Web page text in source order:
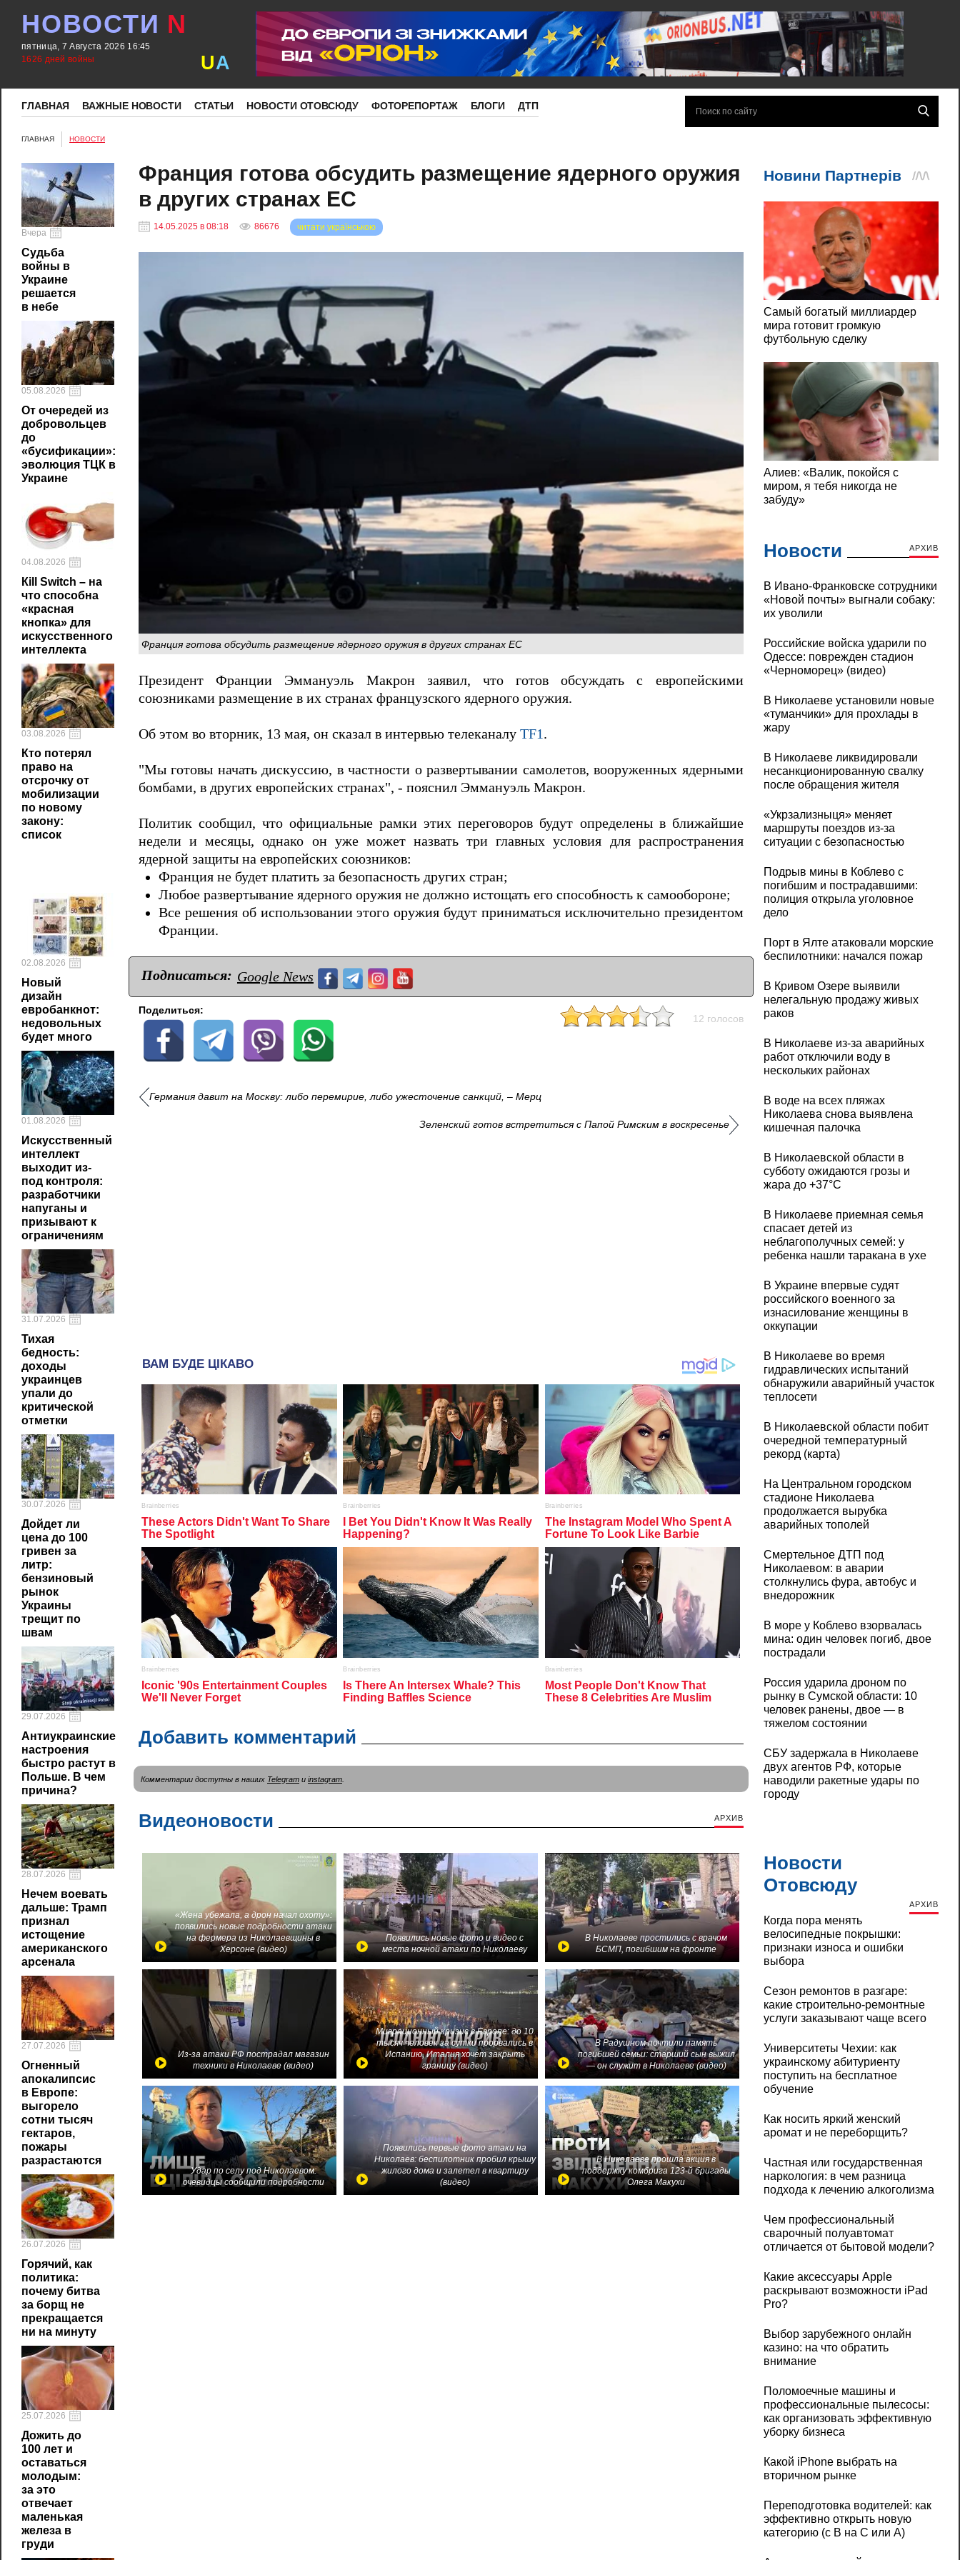
НОВОСТИ N
пятница, 7 Августа 2026 16:45
1626 дней войны
UA
ГЛАВНАЯ ВАЖНЫЕ НОВОСТИ СТАТЬИ НОВОСТИ ОТОВСЮДУ ФОТОРЕПОРТАЖ БЛОГИ ДТП
ГЛАВНАЯ НОВОСТИ
Вчера
Судьба
войны в
Украине
решается
в небе
05.08.2026
От очередей из
добровольцев
до
«бусификации»:
эволюция ТЦК в
Украине
04.08.2026
Кill Switch – на
что способна
«красная
кнопка» для
искусственного
интеллекта
03.08.2026
Кто потерял
право на
отсрочку от
мобилизации
по новому
закону:
список
02.08.2026
Новый
дизайн
евробанкнот:
недовольных
будет много
01.08.2026
Искусственный
интеллект
выходит из-
под контроля:
разработчики
напуганы и
призывают к
ограничениям
31.07.2026
Тихая
бедность:
доходы
украинцев
упали до
критической
отметки
30.07.2026
Дойдет ли
цена до 100
гривен за
литр:
бензиновый
рынок
Украины
трещит по
швам
29.07.2026
Антиукраинские
настроения
быстро растут в
Польше. В чем
причина?
28.07.2026
Нечем воевать
дальше: Трамп
признал
истощение
американского
арсенала
27.07.2026
Огненный
апокалипсис
в Европе:
выгорело
сотни тысяч
гектаров,
пожары
разрастаются
26.07.2026
Горячий, как
политика:
почему битва
за борщ не
прекращается
ни на минуту
25.07.2026
Дожить до
100 лет и
оставаться
молодым:
за это
отвечает
маленькая
железа в
груди
Франция готова обсудить размещение ядерного оружия
в других странах ЕС
14.05.2025 в 08:18 86676 читати українською
Франция готова обсудить размещение ядерного оружия в других странах ЕС
Президент Франции Эммануэль Макрон заявил, что готов обсуждать с европейскими
союзниками размещение в их странах французского ядерного оружия.
Об этом во вторник, 13 мая, он сказал в интервью телеканалу TF1.
"Мы готовы начать дискуссию, в частности о развертывании самолетов, вооруженных ядерными
бомбами, в других европейских странах", - пояснил Эммануэль Макрон.
Политик сообщил, что официальные рамки этих переговоров будут определены в ближайшие
недели и месяцы, однако он уже может назвать три главных условия для распространения
ядерной защиты на европейских союзников:
Франция не будет платить за безопасность других стран;
Любое развертывание ядерного оружия не должно истощать его способность к самообороне;
Все решения об использовании этого оружия будут приниматься исключительно президентом
Франции.
Подписаться: Google News
Поделиться:
12 голосов
Германия давит на Москву: либо перемирие, либо ужесточение санкций, – Мерц
Зеленский готов встретиться с Папой Римским в воскресенье
Добавить комментарий
Комментарии доступны в наших Telegram и instagram
Видеоновости АРХИВ
«Жена убежала, а дрон начал охоту»:
появились новые подробности атаки
на фермера из Николаевщины в
Херсоне (видео)
Появились новые фото и видео с
места ночной атаки по Николаеву
В Николаеве простились с врачом
БСМП, погибшим на фронте
Из-за атаки РФ пострадал магазин
техники в Николаеве (видео)
Миграционный кризис в Европе: до 10
тысяч человек за сутки прорвались в
Испанию, Италия хочет закрыть
границу (видео)
В Радушном почтили память
погибшей семьи: старший сын выжил
— он служит в Николаеве (видео)
Удар по селу под Николаевом:
очевидцы сообщили подробности
Появились первые фото атаки на
Николаев: беспилотник пробил крышу
жилого дома и залетел в квартиру
(видео)
В Николаеве прошла акция в
поддержку комбрига 123-й бригады
Олега Макухи
Новости АРХИВ
В Ивано-Франковске сотрудники
«Новой почты» выгнали собаку:
их уволили
Российские войска ударили по
Одессе: поврежден стадион
«Черноморец» (видео)
В Николаеве установили новые
«туманчики» для прохлады в
жару
В Николаеве ликвидировали
несанкционированную свалку
после обращения жителя
«Укрзализныця» меняет
маршруты поездов из-за
ситуации с безопасностью
Подрыв мины в Коблево с
погибшим и пострадавшими:
полиция открыла уголовное
дело
Порт в Ялте атаковали морские
беспилотники: начался пожар
В Кривом Озере выявили
нелегальную продажу живых
раков
В Николаеве из-за аварийных
работ отключили воду в
нескольких районах
В воде на всех пляжах
Николаева снова выявлена
кишечная палочка
В Николаевской области в
субботу ожидаются грозы и
жара до +37°C
В Николаеве приемная семья
спасает детей из
неблагополучных семей: у
ребенка нашли таракана в ухе
В Украине впервые судят
российского военного за
изнасилование женщины в
оккупации
В Николаеве во время
гидравлических испытаний
обнаружили аварийный участок
теплосети
В Николаевской области побит
очередной температурный
рекорд (карта)
На Центральном городском
стадионе Николаева
продолжается вырубка
аварийных тополей
Смертельное ДТП под
Николаевом: в аварии
столкнулись фура, автобус и
внедорожник
В море у Коблево взорвалась
мина: один человек погиб, двое
пострадали
Россия ударила дроном по
рынку в Сумской области: 10
человек ранены, двое — в
тяжелом состоянии
СБУ задержала в Николаеве
двух агентов РФ, которые
наводили ракетные удары по
городу
Новости
Отовсюду
АРХИВ
Когда пора менять
велосипедные покрышки:
признаки износа и ошибки
выбора
Сезон ремонтов в разгаре:
какие строительно-ремонтные
услуги заказывают чаще всего
Университеты Чехии: как
украинскому абитуриенту
поступить на бесплатное
обучение
Как носить яркий женский
аромат и не переборщить?
Частная или государственная
наркология: в чем разница
подхода к лечению алкоголизма
Чем профессиональный
сварочный полуавтомат
отличается от бытовой модели?
Какие аксессуары Apple
раскрывают возможности iPad
Pro?
Выбор зарубежного онлайн
казино: на что обратить
внимание
Поломоечные машины и
профессиональные пылесосы:
как организовать эффективную
уборку бизнеса
Какой iPhone выбрать на
вторичном рынке
Переподготовка водителей: как
эффективно открыть новую
категорию (с B на C или А)